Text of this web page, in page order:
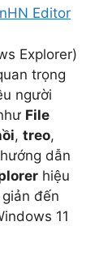
Editor
Explorer)
trọng
người
File
, treo,
dẫn
hiệu
đến
11